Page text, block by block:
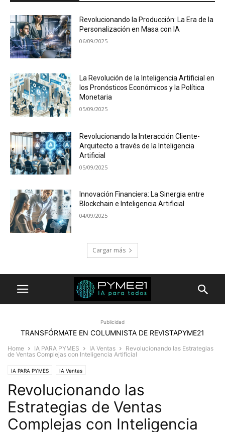
Revolucionando la Producción: La Era de la
Personalización en Masa con IA
06/09/2025
La Revolución de la Inteligencia Artificial en
los Pronósticos Económicos y la Política
Monetaria
05/09/2025
Revolucionando la Interacción Cliente-
Arquitecto a través de la Inteligencia
Artificial
05/09/2025
Innovación Financiera: La Sinergia entre
Blockchain e Inteligencia Artificial
04/09/2025
Cargar más